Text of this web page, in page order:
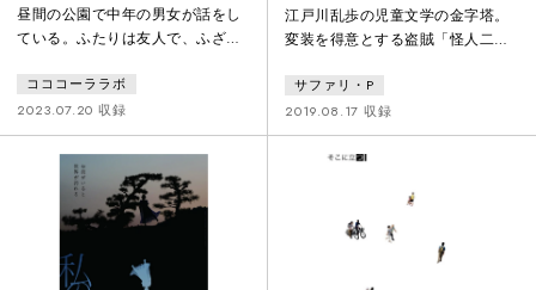
昼間の公園で中年の男女が話をし
ている。ふたりは友人で、ふざけ
中で、これからお見舞いに行くと
ころらしい。何かを待つわけでも
なく、何かをするわけでもなく、
ただ時間を過ごしている。なんに
も起きないけど大事なおはなし。
コココーララボ
2023.07.20 収録
江戸川乱歩の児童文学の金字塔。
変装を得意とする盗賊「怪人二十
五郎」との、力と力、知恵と知恵
が火花を散らす大闘争の物語。子
供の頃、誰もがワクワクしながら
ページをめくったあの興奮はその
ぐ二十面相の「存在」をつまびら
かにあぶり出す。作曲家の増田真
結氏を迎え、「光と音」、「身体
サファリ・P
2019.08.17 収録